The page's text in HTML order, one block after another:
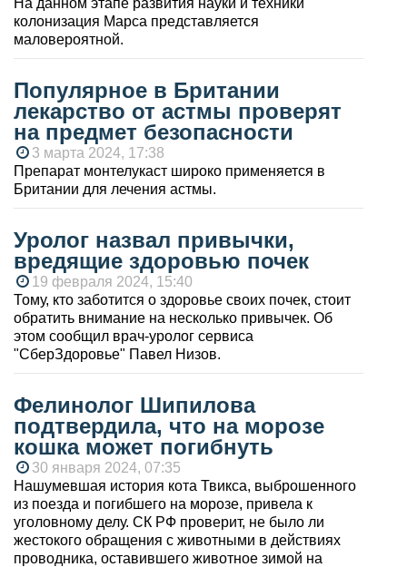
колонизация Марса представляется
маловероятной.
Популярное в Британии
лекарство от астмы проверят
на предмет безопасности
3 марта 2024, 17:38
Препарат монтелукаст широко применяется в
Британии для лечения астмы.
Уролог назвал привычки,
вредящие здоровью почек
19 февраля 2024, 15:40
Тому, кто заботится о здоровье своих почек, стоит
обратить внимание на несколько привычек. Об
этом сообщил врач-уролог сервиса
"СберЗдоровье" Павел Низов.
Фелинолог Шипилова
подтвердила, что на морозе
кошка может погибнуть
30 января 2024, 07:35
Нашумевшая история кота Твикса, выброшенного
из поезда и погибшего на морозе, привела к
уголовному делу. СК РФ проверит, не было ли
жестокого обращения с животными в действиях
проводника, оставившего животное зимой на